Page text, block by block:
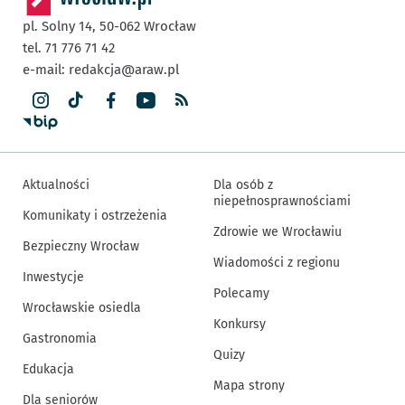
pl. Solny 14, 50-062 Wrocław
tel. 71 776 71 42
e-mail: redakcja@araw.pl
Aktualności
Komunikaty i ostrzeżenia
Bezpieczny Wrocław
Inwestycje
Wrocławskie osiedla
Gastronomia
Edukacja
Dla seniorów
Dla osób z
niepełnosprawnościami
Zdrowie we Wrocławiu
Wiadomości z regionu
Polecamy
Konkursy
Quizy
Mapa strony